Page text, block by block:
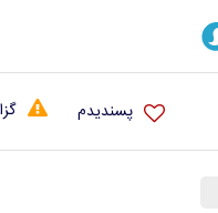
پسندیدم